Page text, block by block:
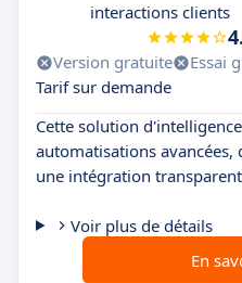
interactions clients
Version gratuite Essai
Tarif sur demande
Cette solution
automatisations avancées,
une intégration
Voir plus de détails
En